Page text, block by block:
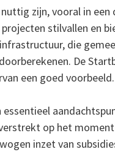
zijn, vooral in
stilvallen en
die
De
een goed voorbeeld.
op het
inzet van